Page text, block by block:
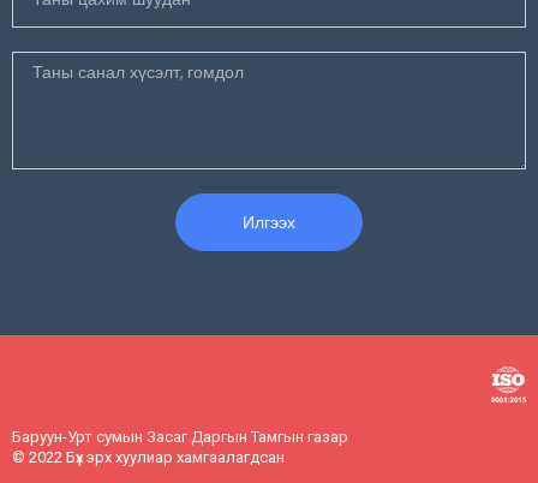
Илгээх
Баруун-Урт сумын Засаг Даргын Тамгын газар
© 2022 Бүх эрх хуулиар хамгаалагдсан